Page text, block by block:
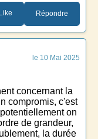
Répondre
le 10 Mai 2025
concernant la
compromis, c'est
on
de grandeur,
la durée